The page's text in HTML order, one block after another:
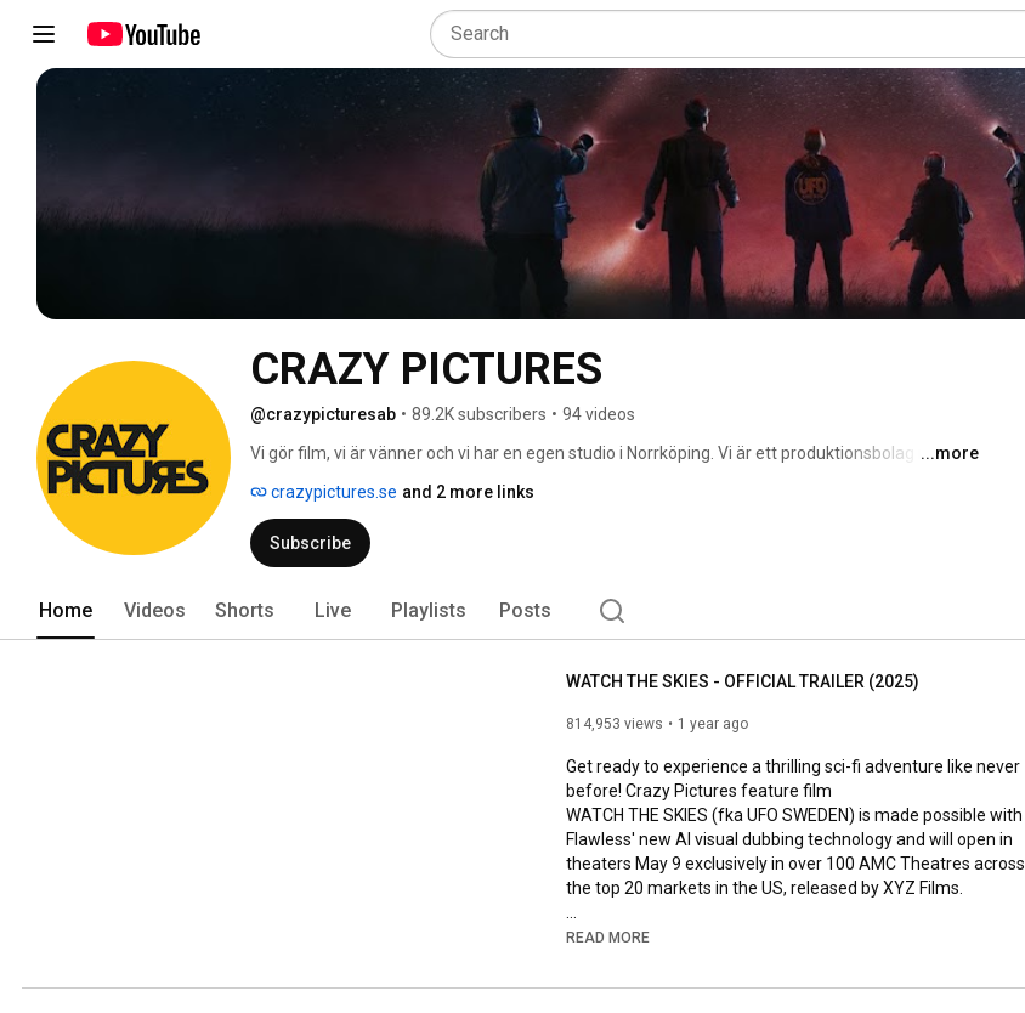
CRAZY PICTURES
@crazypicturesab • 89.2K subscribers • 94 videos
Vi gör film, vi är vänner och vi har en egen studio i Norrköping. Vi är ett produktionsbolag men
på vägen, så enkelt är det. Vi är Crazy Pictures.
...more
crazypictures.se and 2 more links
Subscribe
Home Videos Shorts Live Playlists Posts
WATCH THE SKIES - OFFICIAL TRAILER (2025)
814,953 views 1 year ago
Get ready to experience a thrilling sci-fi adventure like never
before! Crazy Pictures feature film
WATCH THE SKIES (fka UFO SWEDEN) is made possible with
Flawless' new AI visual dubbing technology and will open in
theaters May 9 exclusively in over 100 AMC Theatres across
the top 20 markets in the US, released by XYZ Films.
WATCH THE SKIES is the world's first theatrical full-length
appear to be speaking English, even though the original film
READ MORE